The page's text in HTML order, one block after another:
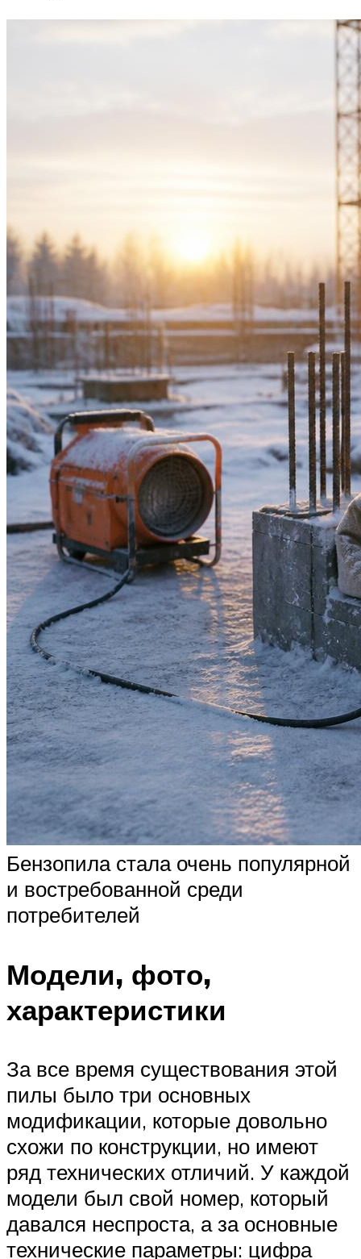
Бензопила стала очень популярной
и востребованной среди
потребителей
Модели, фото,
характеристики
За все время существования этой
пилы было три основных
модификации, которые довольно
схожи по конструкции, но имеют
ряд технических отличий. У каждой
модели был свой номер, который
давался неспроста, а за основные
технические параметры: цифра